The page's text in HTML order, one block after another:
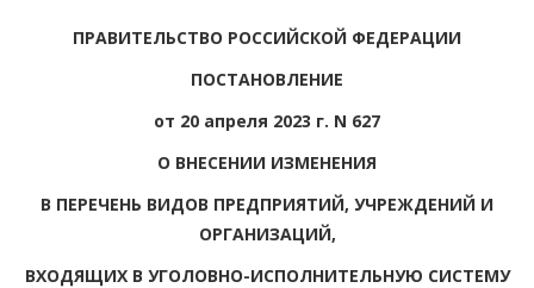
ПРАВИТЕЛЬСТВО РОССИЙСКОЙ ФЕДЕРАЦИИ
ПОСТАНОВЛЕНИЕ
от 20 апреля 2023 г. N 627
О ВНЕСЕНИИ ИЗМЕНЕНИЯ
В ПЕРЕЧЕНЬ ВИДОВ ПРЕДПРИЯТИЙ, УЧРЕЖДЕНИЙ И
ОРГАНИЗАЦИЙ,
ВХОДЯЩИХ В УГОЛОВНО-ИСПОЛНИТЕЛЬНУЮ СИСТЕМУ